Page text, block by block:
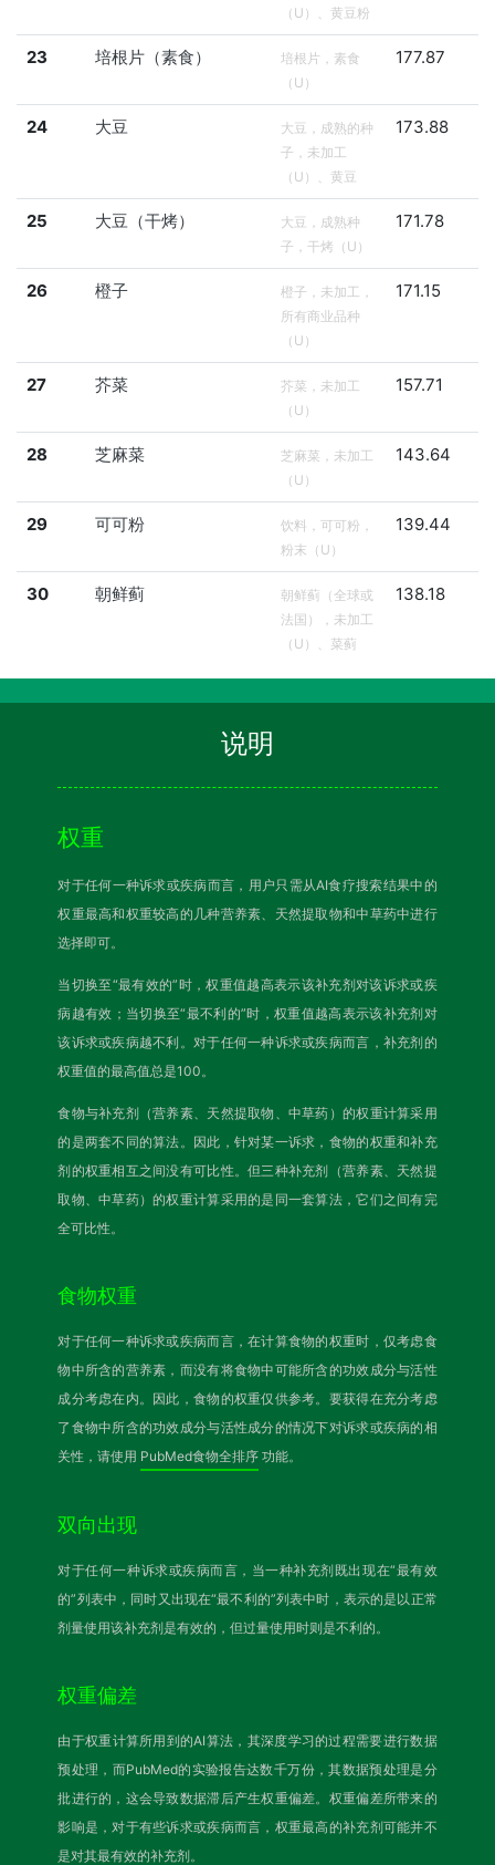
（U）、黄豆粉
23 培根片（素食）
培根片，素食
（U）
177.87
24 大豆
大豆，成熟的种
子，未加工
（U）、黄豆
173.88
25 大豆（干烤）
大豆，成熟种
子，干烤（U）
171.78
26 橙子
橙子，未加工，
所有商业品种
（U）
171.15
27 芥菜
芥菜，未加工
（U）
157.71
28 芝麻菜
芝麻菜，未加工
（U）
143.64
29 可可粉
饮料，可可粉，
粉末（U）
139.44
30 朝鲜蓟
朝鲜蓟（全球或
法国），未加工
（U）、菜蓟
138.18
说明
权重
对于任何一种诉求或疾病而言，用户只需从AI食疗搜索结果中的
权重最高和权重较高的几种营养素、天然提取物和中草药中进行
选择即可。
当切换至“最有效的”时，权重值越高表示该补充剂对该诉求或疾
病越有效；当切换至“最不利的”时，权重值越高表示该补充剂对
该诉求或疾病越不利。对于任何一种诉求或疾病而言，补充剂的
权重值的最高值总是100。
食物与补充剂（营养素、天然提取物、中草药）的权重计算采用
的是两套不同的算法。因此，针对某一诉求，食物的权重和补充
剂的权重相互之间没有可比性。但三种补充剂（营养素、天然提
取物、中草药）的权重计算采用的是同一套算法，它们之间有完
全可比性。
食物权重
对于任何一种诉求或疾病而言，在计算食物的权重时，仅考虑食
物中所含的营养素，而没有将食物中可能所含的功效成分与活性
成分考虑在内。因此，食物的权重仅供参考。要获得在充分考虑
了食物中所含的功效成分与活性成分的情况下对诉求或疾病的相
关性，请使用 PubMed食物全排序 功能。
双向出现
对于任何一种诉求或疾病而言，当一种补充剂既出现在“最有效
的”列表中，同时又出现在“最不利的”列表中时，表示的是以正常
剂量使用该补充剂是有效的，但过量使用时则是不利的。
权重偏差
由于权重计算所用到的AI算法，其深度学习的过程需要进行数据
预处理，而PubMed的实验报告达数千万份，其数据预处理是分
批进行的，这会导致数据滞后产生权重偏差。权重偏差所带来的
影响是，对于有些诉求或疾病而言，权重最高的补充剂可能并不
是对其最有效的补充剂。